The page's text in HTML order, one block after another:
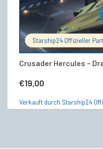
Starship24 Offizieller
Crusader Hercules –
€19,00
Verkauft durch Starship24